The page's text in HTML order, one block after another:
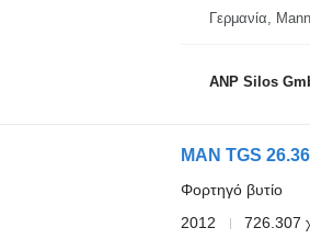
Γερμανία,
ANP Silos
MAN TGS
Φορτηγό βυτίο
2012
726.307